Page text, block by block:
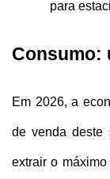
para
Consumo:
Em 2026, a
de venda deste
extrair o